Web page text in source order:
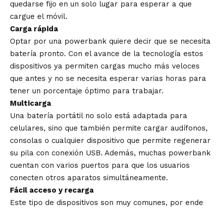
quedarse fijo en un solo lugar para esperar a que
cargue el móvil.
Carga rápida
Optar por una powerbank quiere decir que se necesita
batería pronto. Con el avance de la tecnología estos
dispositivos ya permiten cargas mucho más veloces
que antes y no se necesita esperar varias horas para
tener un porcentaje óptimo para trabajar.
Multicarga
Una batería portátil no solo está adaptada para
celulares, sino que también permite cargar audífonos,
consolas o cualquier dispositivo que permite regenerar
su pila con conexión USB. Además, muchas powerbank
cuentan con varios puertos para que los usuarios
conecten otros aparatos simultáneamente.
Fácil acceso y recarga
Este tipo de dispositivos son muy comunes, por ende